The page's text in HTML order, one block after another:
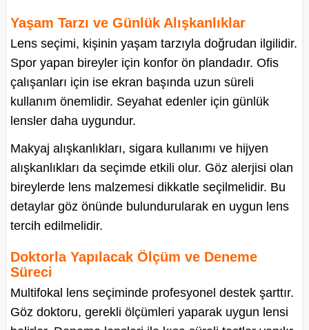
Yaşam Tarzı ve Günlük Alışkanlıklar
Lens seçimi, kişinin yaşam tarzıyla doğrudan ilgilidir.
Spor yapan bireyler için konfor ön plandadır. Ofis
çalışanları için ise ekran başında uzun süreli
kullanım önemlidir. Seyahat edenler için günlük
lensler daha uygundur.
Makyaj alışkanlıkları, sigara kullanımı ve hijyen
alışkanlıkları da seçimde etkili olur. Göz alerjisi olan
bireylerde lens malzemesi dikkatle seçilmelidir. Bu
detaylar göz önünde bulundurularak en uygun lens
tercih edilmelidir.
Doktorla Yapılacak Ölçüm ve Deneme
Süreci
Multifokal lens seçiminde profesyonel destek şarttır.
Göz doktoru, gerekli ölçümleri yaparak uygun lensi